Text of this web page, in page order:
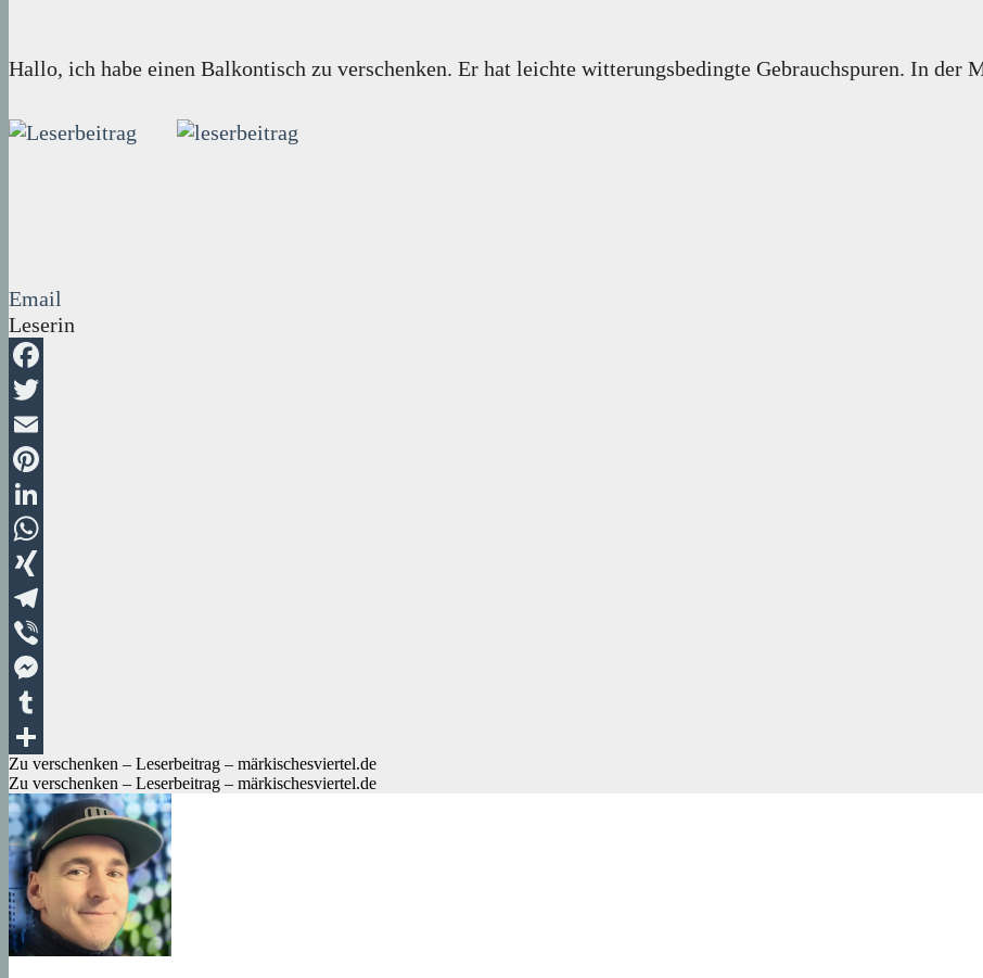
Hallo, ich habe einen Balkontisch zu verschenken. Er hat leichte witterungsbedingte Gebrauchspuren. In der
Email
Leserin
Facebook
Twitter
Email
Pinterest
LinkedIn
WhatsApp
XING
Telegram
Viber
Messenger
Tumblr
Teilen
Beitragsnavigation
Zu verschenken – Leserbeitrag – märkischesviertel.de
Zu verschenken – Leserbeitrag – märkischesviertel.de